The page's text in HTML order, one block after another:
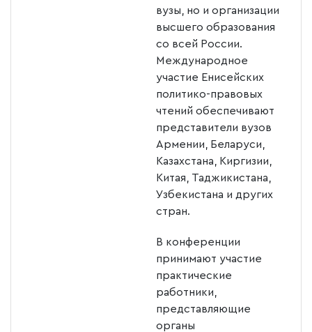
вузы, но и организации
высшего образования
со всей России.
Международное
участие Енисейских
политико-правовых
чтений обеспечивают
представители вузов
Армении, Беларуси,
Казахстана, Киргизии,
Китая, Таджикистана,
Узбекистана и других
стран.
В конференции
принимают участие
практические
работники,
представляющие
органы